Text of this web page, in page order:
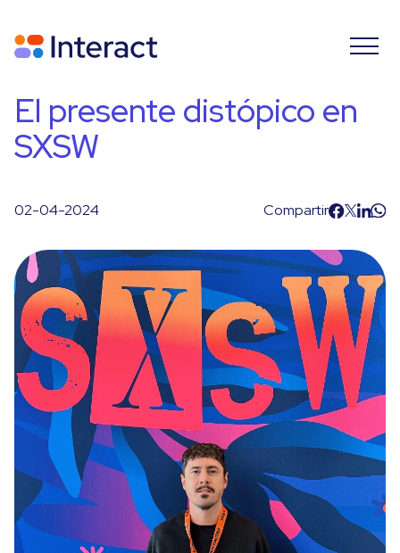
El presente distópico en
SXSW
02-04-2024 Compartir